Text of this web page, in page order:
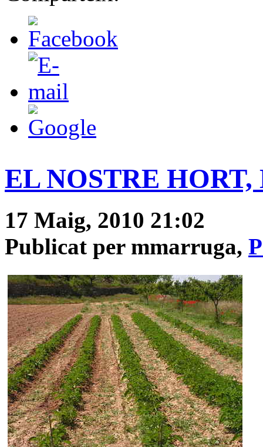
EL NOSTRE HORT,
17 Maig, 2010 21:02
Publicat per mmarruga,